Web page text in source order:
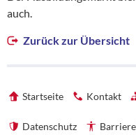
auch.
Zurück zur Übersicht
Startseite Kontakt
Datenschutz